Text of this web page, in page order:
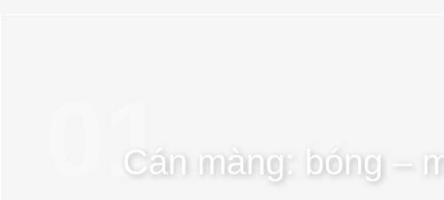
Cán màng: bóng –
01.